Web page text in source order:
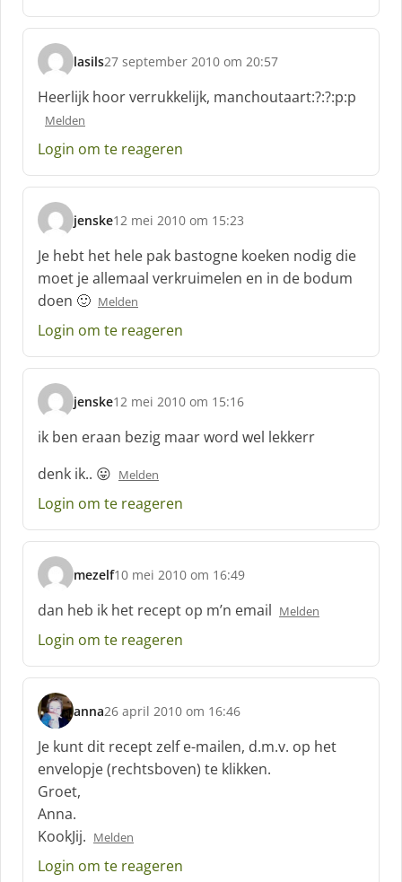
e
f
:
lasils
s
c
h
e
f
27 september 2010 om 20:57
Heerlijk hoor verrukkelijk, manchoutaart:?:?:p:p
Melden
Login om te reageren
jenske
s
c
h
r
e
e
:
12 mei 2010 om 15:23
Je hebt het hele pak bastogne koeken nodig die
moet je allemaal verkruimelen en in de bodum
doen 🙂 Melden
Login om te reageren
jenske
s
c
h
e
:
12 mei 2010 om 15:16
ik ben eraan bezig maar word wel lekkerr
denk ik.. 😛 Melden
Login om te reageren
mezelf
s
h
r
e
f
:
10 mei 2010 om 16:49
dan heb ik het recept op m’n email Melden
Login om te reageren
anna
s
c
h
r
e
e
f
26 april 2010 om 16:46
Je kunt dit recept zelf e-mailen, d.m.v. op het
envelopje (rechtsboven) te klikken.
Groet,
Anna.
KookJij. Melden
Login om te reageren